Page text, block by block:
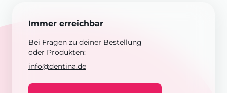
Immer erreichbar
Bei Fragen zu deiner Bestellung
oder Produkten:
info@dentina.de